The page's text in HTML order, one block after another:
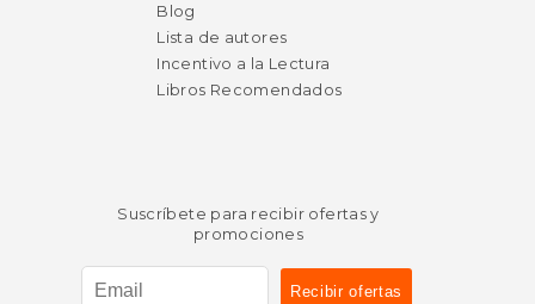
Blog
Lista de autores
Incentivo a la Lectura
Libros Recomendados
Suscríbete para recibir ofertas y
promociones